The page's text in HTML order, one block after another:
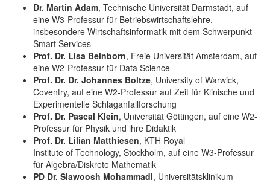
Dr. Martin Adam, Technische Universität Darmstadt, auf
eine W3-Professur für Betriebswirtschaftslehre,
insbesondere Wirtschaftsinformatik mit dem Schwerpunkt
Smart Services
Prof. Dr. Lisa Beinborn, Freie Universität Amsterdam, auf
eine W2-Professur für Data Science
Prof. Dr. Dr. Johannes Boltze, University of Warwick,
Coventry, auf eine W2-Professur auf Zeit für Klinische und
Experimentelle Schlaganfallforschung
Prof. Dr. Pascal Klein, Universität Göttingen, auf eine W2-
Professur für Physik und ihre Didaktik
Prof. Dr. Lilian Matthiesen, KTH Royal
Institute of Technology, Stockholm, auf eine W3-Professur
für Algebra/Diskrete Mathematik
PD Dr. Siawoosh Mohammadi, Universitätsklinikum